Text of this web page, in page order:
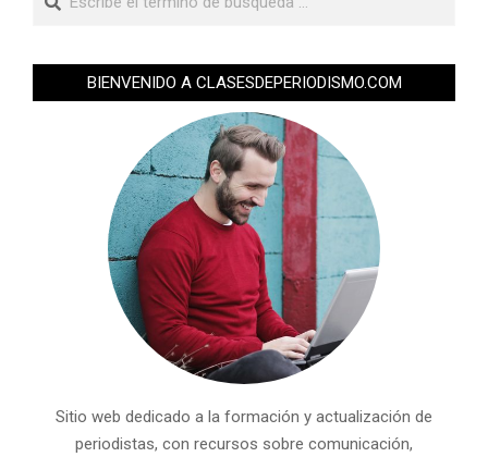
BIENVENIDO A CLASESDEPERIODISMO.COM
Sitio web dedicado a la formación y actualización de
periodistas, con recursos sobre comunicación,